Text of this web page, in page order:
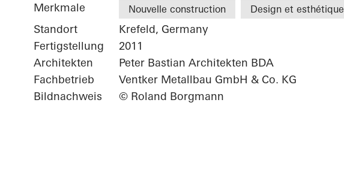
Merkmale Nouvelle construction Design et esthétique
Standort
Krefeld, Germany
Fertigstellung
2011
Architekten
Peter Bastian Architekten BDA
Fachbetrieb
Ventker Metallbau GmbH & Co. KG
Bildnachweis
© Roland Borgmann